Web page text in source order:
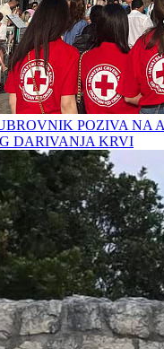
POZIVA NA
DARIVANJA KRVI